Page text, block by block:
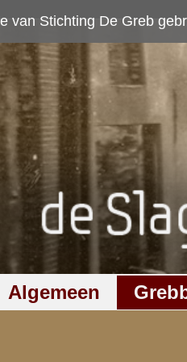
De Greb gebruikt cookies om
Grebbeberg
Grebbeberg
(zaak